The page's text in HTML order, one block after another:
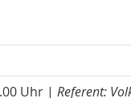
Uhr | Referent: